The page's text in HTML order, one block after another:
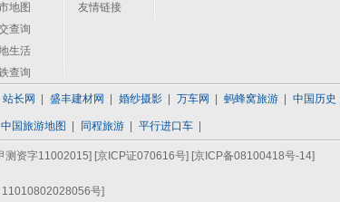
地图
查询
生活
查询
友情链接
站长网 盛丰建材网 婚纱摄影 万车网 蚂蜂窝旅游 中国历史
中国旅游地图 同程旅游 平行进口车
测资字11002015] [京ICP证070616号] [京ICP备08100418号-14]
11010802028056号]